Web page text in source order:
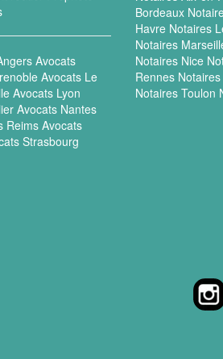
Avocats
Avocats Le
Avocats Lyon
Avocats Nantes
Reims Avocats
Strasbourg
Bordeaux
Havre Notaires
Notaires
Notaires Nice
Rennes
Notaires Toulon